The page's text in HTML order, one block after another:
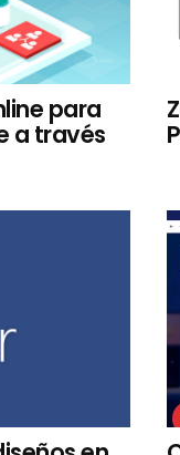
para
a través